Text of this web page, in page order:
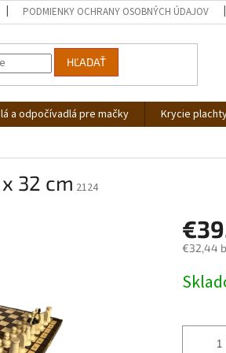
PODMIENKY OCHRANY OSOBNÝCH ÚDAJOV
HĽADAŤ
a odpočívadlá pre mačky Krycie
32 cm 2124
€32,44
cena: